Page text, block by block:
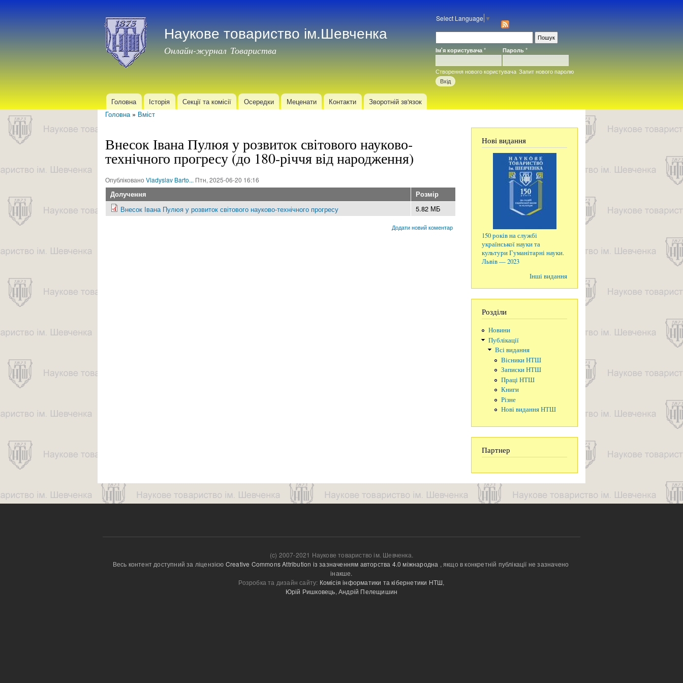
основного
матеріалу
Наукове товариство ім.Шевченка
Онлайн-журнал Товариства
Select Language ▼
Вхід
Ім'я користувача* Пароль*
Створення нового користувача Запит нового паролю
Головне меню
Головна Історія Секції та комісії Осередки Меценати Контакти Зворотній зв'язок
Головна» Вміст
Внесок Івана Пулюя у розвиток світового науково-
технічного прогресу (до 180-річчя від народження)
Опубліковано Vladyslav Barto... Птн, 2025-06-20 16:16
Долучення Розмір
Внесок Івана Пулюя у розвиток світового науково-технічного прогресу 5.82 МБ
Додати новий коментар
Нові видання
150 років на службі
української науки та
культури Гуманітарні науки.
Львів — 2023
Інші видання
Розділи
Новини
Публікації
Всі видання
Вісники НТШ
Записки НТШ
Праці НТШ
Книги
Різне
Нові видання НТШ
Партнер
(c) 2007-2021 Наукове товариство ім. Шевченка.
Весь контент доступний за ліцензією Creative Commons Attribution із зазначенням авторства 4.0 міжнародна , якщо в конкретній публікації не зазначено
інакше.
Розробка та дизайн сайту: Комісія інформатики та кібернетики НТШ,
Юрій Ришковець, Андрій Пелещишин